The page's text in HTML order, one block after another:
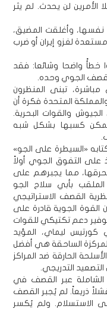
الأمرين لن يحدث. لم يثر
نفسها، وأغلقت المضيق،
لغزو إيران أو ضرب
خطأً واضحا وشائعا: فقد
الجوي وحده.
مباشرة، تبنى المنظرون
المتحدة فكرة أن
والقوات البحرية.
يمكن كسبها بشكل شبه
«السيطرة على الجو»
تستحوذ على التفوق الجوي أولاً
مما يجبرهم على
الملقب بأبي سلاح الجو
القصف الاستراتيجي
القوة الجوية قادرة على
دعم تكتيكي للقوات
كورتيس ليماي، المؤيد
الساحقة هي أفضل
الحارقة ضد المراكز
التصعيد التدريجي.
الشاملة عبر القصف في
ذريعاً. لم يُجبر القصف
الاستسلام. ولم يُكسر